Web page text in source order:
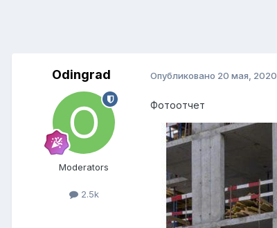
Odingrad
Moderators
2.5k
Опубликовано 20 мая, 2020
Фотоотчет